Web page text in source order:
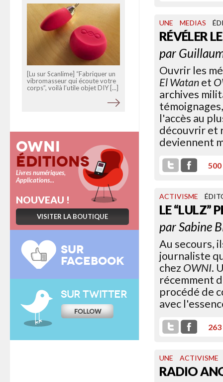
UNE MEDIAS
RÉVÉLER
par
Ouvrir les
El Watanet
archives
l'accès au
découvrir et
deviennent
500
ACTIVISME
LE “LULZ”
parSabine
Au secours,
journaliste
chez OWNI.
récemment
procédé de
avec
263
UNE ACTIVISME
RADIO
[Lu sur Scanlime] “Fabriquer un
vibromasseur qui écoute votre
corps”, voilà l’utile objet DIY [...]
Owni
Éditions
Livres numériques,
Applications...
NOUVEAU !
VISITER LA BOUTIQUE
SUR
FACEBOOK
SUR TWITTER